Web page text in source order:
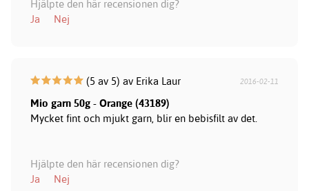
Hjälpte den här recensionen dig?
Ja
Nej
(5 av 5) av Erika Laur 2016-02-11
Mio garn 50g - Orange (43189)
Mycket fint och mjukt garn, blir en bebisfilt av det.
Hjälpte den här recensionen dig?
Ja
Nej